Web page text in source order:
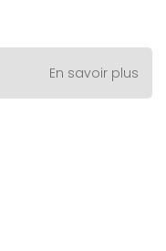
En savoir plus